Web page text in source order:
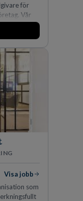
för
Vår
oss en
väljer
Visa jobb
som